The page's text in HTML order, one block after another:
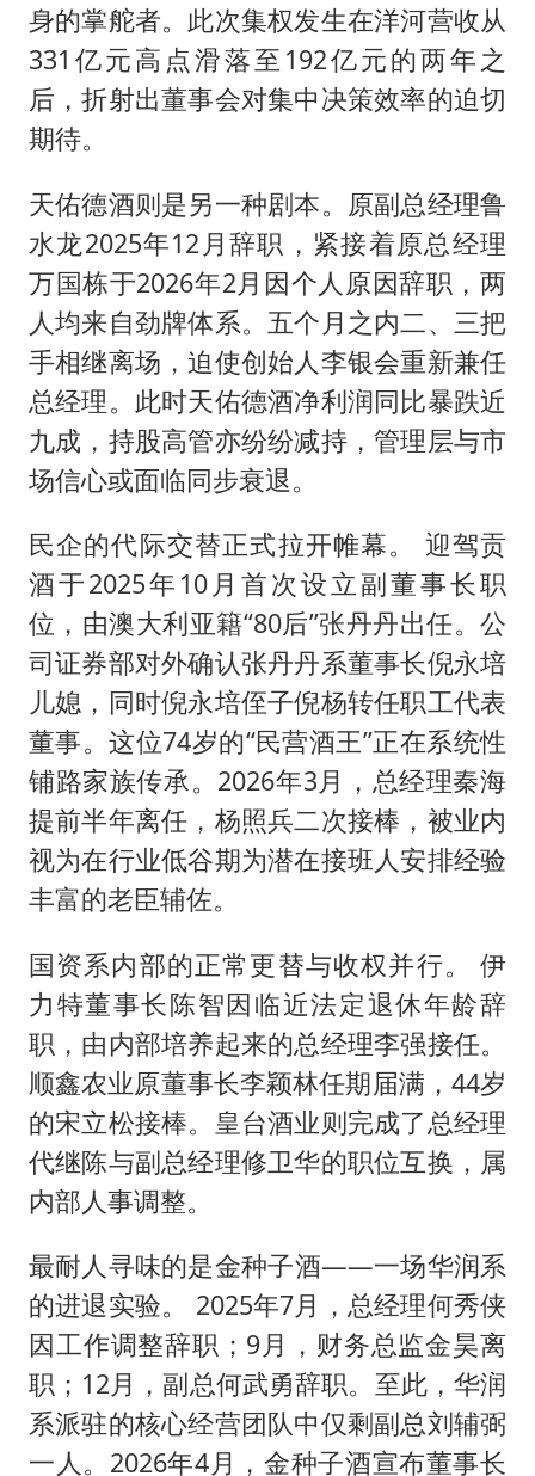
身的掌舵者。此次集权发生在洋河营收从
331亿元高点滑落至192亿元的两年之
后，折射出董事会对集中决策效率的迫切
期待。
天佑德酒则是另一种剧本。原副总经理鲁
水龙2025年12月辞职，紧接着原总经理
万国栋于2026年2月因个人原因辞职，两
人均来自劲牌体系。五个月之内二、三把
手相继离场，迫使创始人李银会重新兼任
总经理。此时天佑德酒净利润同比暴跌近
九成，持股高管亦纷纷减持，管理层与市
场信心或面临同步衰退。
民企的代际交替正式拉开帷幕。 迎驾贡
酒于2025年10月首次设立副董事长职
位，由澳大利亚籍“80后”张丹丹出任。公
司证券部对外确认张丹丹系董事长倪永培
儿媳，同时倪永培侄子倪杨转任职工代表
董事。这位74岁的“民营酒王”正在系统性
铺路家族传承。2026年3月，总经理秦海
提前半年离任，杨照兵二次接棒，被业内
视为在行业低谷期为潜在接班人安排经验
丰富的老臣辅佐。
国资系内部的正常更替与收权并行。 伊
力特董事长陈智因临近法定退休年龄辞
职，由内部培养起来的总经理李强接任。
顺鑫农业原董事长李颖林任期届满，44岁
的宋立松接棒。皇台酒业则完成了总经理
代继陈与副总经理修卫华的职位互换，属
内部人事调整。
最耐人寻味的是金种子酒——一场华润系
的进退实验。 2025年7月，总经理何秀侠
因工作调整辞职；9月，财务总监金昊离
职；12月，副总何武勇辞职。至此，华润
系派驻的核心经营团队中仅剩副总刘辅弼
一人。2026年4月，金种子酒宣布董事长